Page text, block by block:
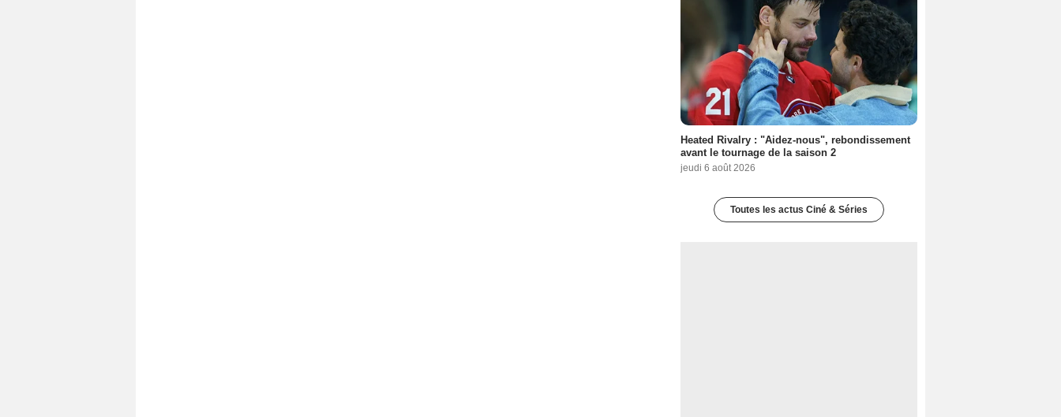
Heated Rivalry : "Aidez-nous", rebondissement
avant le tournage de la saison 2
jeudi 6 août 2026
Toutes les actus Ciné & Séries